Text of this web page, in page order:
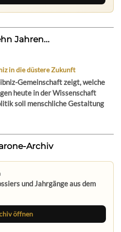
Jahren...
in die düstere Zukunft
Gemeinschaft zeigt, welche
heute in der Wissenschaft
soll menschliche Gestaltung
Archiv
und Jahrgänge aus dem
öffnen